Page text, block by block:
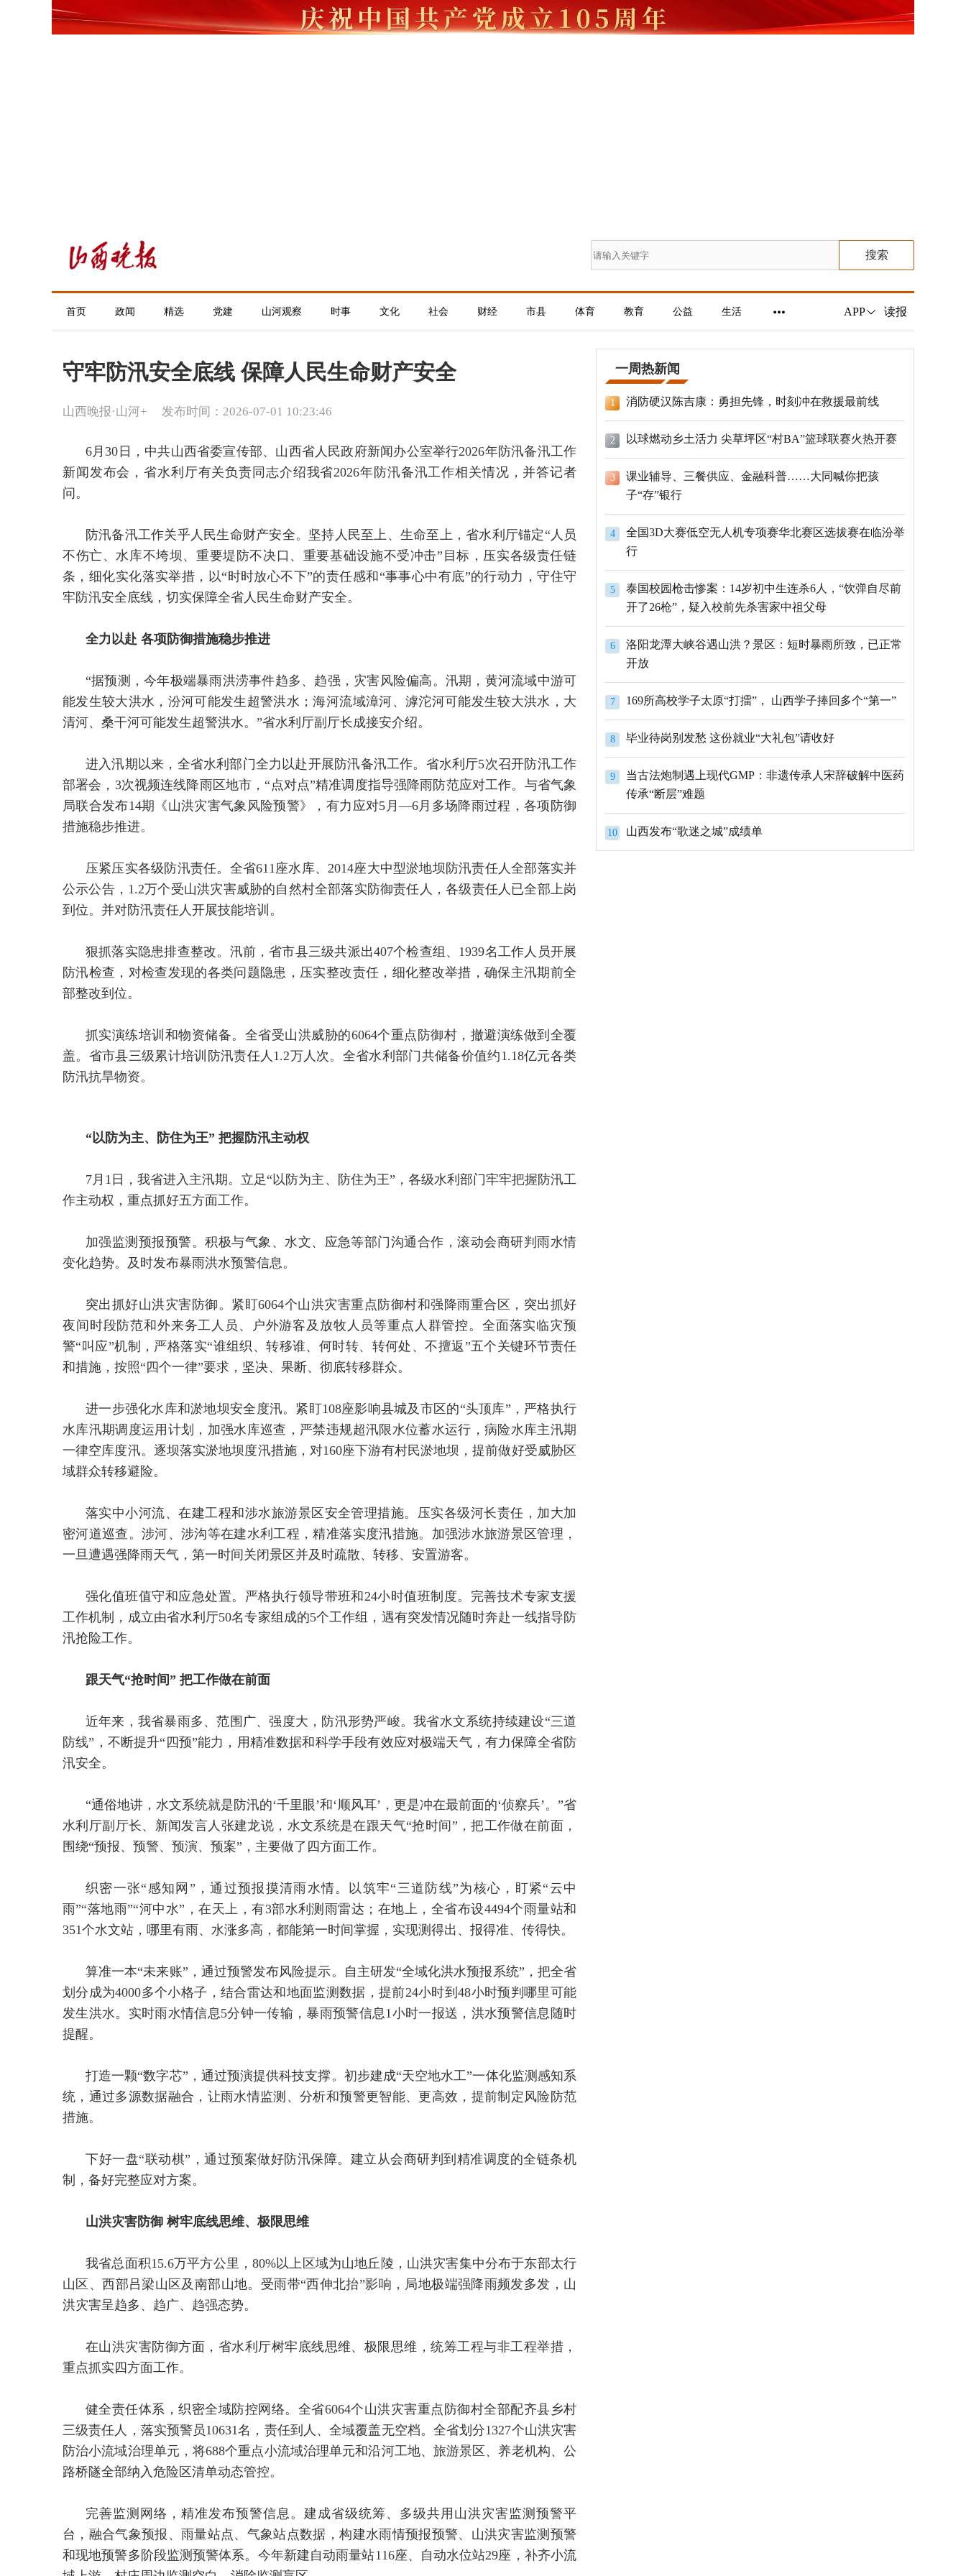
搜索
首页 政闻 精选 党建 山河观察 时事 文化 社会 财经 市县 体育 教育 公益 生活 APP 读报
守牢防汛安全底线 保障人民生命财产安全
山西晚报·山河+ 发布时间：2026-07-01 10:23:46
6月30日，中共山西省委宣传部、山西省人民政府新闻办公室举行2026年防汛备汛工作
新闻发布会，省水利厅有关负责同志介绍我省2026年防汛备汛工作相关情况，并答记者
问。
防汛备汛工作关乎人民生命财产安全。坚持人民至上、生命至上，省水利厅锚定“人员
不伤亡、水库不垮坝、重要堤防不决口、重要基础设施不受冲击”目标，压实各级责任链
条，细化实化落实举措，以“时时放心不下”的责任感和“事事心中有底”的行动力，守住守
牢防汛安全底线，切实保障全省人民生命财产安全。
全力以赴 各项防御措施稳步推进
“据预测，今年极端暴雨洪涝事件趋多、趋强，灾害风险偏高。汛期，黄河流域中游可
能发生较大洪水，汾河可能发生超警洪水；海河流域漳河、滹沱河可能发生较大洪水，大
清河、桑干河可能发生超警洪水。”省水利厅副厅长成接安介绍。
进入汛期以来，全省水利部门全力以赴开展防汛备汛工作。省水利厅5次召开防汛工作
部署会，3次视频连线降雨区地市，“点对点”精准调度指导强降雨防范应对工作。与省气象
局联合发布14期《山洪灾害气象风险预警》，有力应对5月—6月多场降雨过程，各项防御
措施稳步推进。
压紧压实各级防汛责任。全省611座水库、2014座大中型淤地坝防汛责任人全部落实并
公示公告，1.2万个受山洪灾害威胁的自然村全部落实防御责任人，各级责任人已全部上岗
到位。并对防汛责任人开展技能培训。
狠抓落实隐患排查整改。汛前，省市县三级共派出407个检查组、1939名工作人员开展
防汛检查，对检查发现的各类问题隐患，压实整改责任，细化整改举措，确保主汛期前全
部整改到位。
抓实演练培训和物资储备。全省受山洪威胁的6064个重点防御村，撤避演练做到全覆
盖。省市县三级累计培训防汛责任人1.2万人次。全省水利部门共储备价值约1.18亿元各类
防汛抗旱物资。
“以防为主、防住为王” 把握防汛主动权
7月1日，我省进入主汛期。立足“以防为主、防住为王”，各级水利部门牢牢把握防汛工
作主动权，重点抓好五方面工作。
加强监测预报预警。积极与气象、水文、应急等部门沟通合作，滚动会商研判雨水情
变化趋势。及时发布暴雨洪水预警信息。
突出抓好山洪灾害防御。紧盯6064个山洪灾害重点防御村和强降雨重合区，突出抓好
夜间时段防范和外来务工人员、户外游客及放牧人员等重点人群管控。全面落实临灾预
警“叫应”机制，严格落实“谁组织、转移谁、何时转、转何处、不擅返”五个关键环节责任
和措施，按照“四个一律”要求，坚决、果断、彻底转移群众。
进一步强化水库和淤地坝安全度汛。紧盯108座影响县城及市区的“头顶库”，严格执行
水库汛期调度运用计划，加强水库巡查，严禁违规超汛限水位蓄水运行，病险水库主汛期
一律空库度汛。逐坝落实淤地坝度汛措施，对160座下游有村民淤地坝，提前做好受威胁区
域群众转移避险。
落实中小河流、在建工程和涉水旅游景区安全管理措施。压实各级河长责任，加大加
密河道巡查。涉河、涉沟等在建水利工程，精准落实度汛措施。加强涉水旅游景区管理，
一旦遭遇强降雨天气，第一时间关闭景区并及时疏散、转移、安置游客。
强化值班值守和应急处置。严格执行领导带班和24小时值班制度。完善技术专家支援
工作机制，成立由省水利厅50名专家组成的5个工作组，遇有突发情况随时奔赴一线指导防
汛抢险工作。
跟天气“抢时间” 把工作做在前面
近年来，我省暴雨多、范围广、强度大，防汛形势严峻。我省水文系统持续建设“三道
防线”，不断提升“四预”能力，用精准数据和科学手段有效应对极端天气，有力保障全省防
汛安全。
“通俗地讲，水文系统就是防汛的‘千里眼’和‘顺风耳’，更是冲在最前面的‘侦察兵’。”省
水利厅副厅长、新闻发言人张建龙说，水文系统是在跟天气“抢时间”，把工作做在前面，
围绕“预报、预警、预演、预案”，主要做了四方面工作。
织密一张“感知网”，通过预报摸清雨水情。以筑牢“三道防线”为核心，盯紧“云中
雨”“落地雨”“河中水”，在天上，有3部水利测雨雷达；在地上，全省布设4494个雨量站和
351个水文站，哪里有雨、水涨多高，都能第一时间掌握，实现测得出、报得准、传得快。
算准一本“未来账”，通过预警发布风险提示。自主研发“全域化洪水预报系统”，把全省
划分成为4000多个小格子，结合雷达和地面监测数据，提前24小时到48小时预判哪里可能
发生洪水。实时雨水情信息5分钟一传输，暴雨预警信息1小时一报送，洪水预警信息随时
提醒。
打造一颗“数字芯”，通过预演提供科技支撑。初步建成“天空地水工”一体化监测感知系
统，通过多源数据融合，让雨水情监测、分析和预警更智能、更高效，提前制定风险防范
措施。
下好一盘“联动棋”，通过预案做好防汛保障。建立从会商研判到精准调度的全链条机
制，备好完整应对方案。
山洪灾害防御 树牢底线思维、极限思维
我省总面积15.6万平方公里，80%以上区域为山地丘陵，山洪灾害集中分布于东部太行
山区、西部吕梁山区及南部山地。受雨带“西伸北抬”影响，局地极端强降雨频发多发，山
洪灾害呈趋多、趋广、趋强态势。
在山洪灾害防御方面，省水利厅树牢底线思维、极限思维，统筹工程与非工程举措，
重点抓实四方面工作。
健全责任体系，织密全域防控网络。全省6064个山洪灾害重点防御村全部配齐县乡村
三级责任人，落实预警员10631名，责任到人、全域覆盖无空档。全省划分1327个山洪灾害
防治小流域治理单元，将688个重点小流域治理单元和沿河工地、旅游景区、养老机构、公
路桥隧全部纳入危险区清单动态管控。
完善监测网络，精准发布预警信息。建成省级统筹、多级共用山洪灾害监测预警平
台，融合气象预报、雨量站点、气象站点数据，构建水雨情预报预警、山洪灾害监测预警
和现地预警多阶段监测预警体系。今年新建自动雨量站116座、自动水位站29座，补齐小流
一周热新闻
1 消防硬汉陈吉康：勇担先锋，时刻冲在救援最前线
2 以球燃动乡土活力 尖草坪区“村BA”篮球联赛火热开赛
3
课业辅导、三餐供应、金融科普……大同喊你把孩
子“存”银行
4
全国3D大赛低空无人机专项赛华北赛区选拔赛在临汾举
行
5
泰国校园枪击惨案：14岁初中生连杀6人，“饮弹自尽前
开了26枪”，疑入校前先杀害家中祖父母
6
洛阳龙潭大峡谷遇山洪？景区：短时暴雨所致，已正常
开放
7 169所高校学子太原“打擂”， 山西学子捧回多个“第一”
8 毕业待岗别发愁 这份就业“大礼包”请收好
9
当古法炮制遇上现代GMP：非遗传承人宋辞破解中医药
传承“断层”难题
10 山西发布“歌迷之城”成绩单